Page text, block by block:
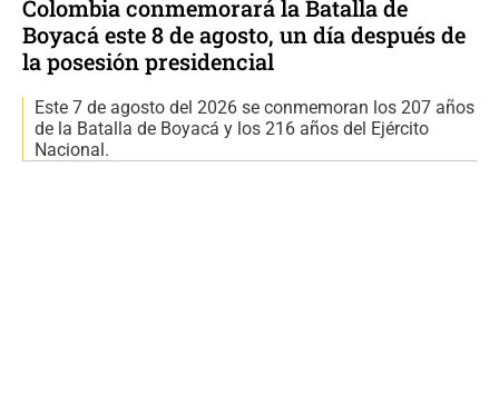
Colombia conmemorará la Batalla de
Boyacá este 8 de agosto, un día después de
la posesión presidencial
Este 7 de agosto del 2026 se conmemoran los 207 años
de la Batalla de Boyacá y los 216 años del Ejército
Nacional.